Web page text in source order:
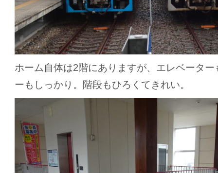
ホーム自体は2階にありますが、エレベータ
ーもしっかり。階段もひろくてきれい。